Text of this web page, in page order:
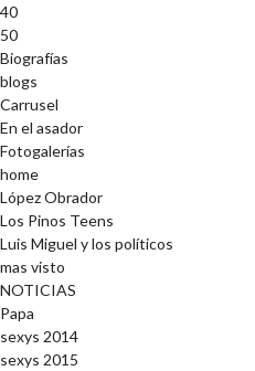
40
50
Biografías
blogs
Carrusel
En el asador
Fotogalerías
home
López Obrador
Los Pinos Teens
Luis Miguel y los políticos
mas visto
NOTICIAS
Papa
sexys 2014
sexys 2015